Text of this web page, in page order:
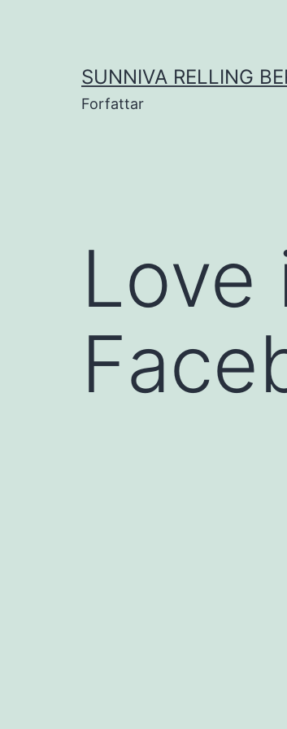
SUNNIVA RELLING
Forfattar